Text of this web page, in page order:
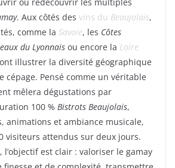
. Aux côtés des vins du Beaujolais,
comme la Savoie, les Côtes
du Lyonnais ou encore la Loire
illustrer la diversité géographique
cépage. Pensé comme un véritable
mêlera dégustations par
100 % Bistrots Beaujolais,
animations et ambiance musicale,
visiteurs attendus sur deux jours.
l’objectif est clair : valoriser le gamay